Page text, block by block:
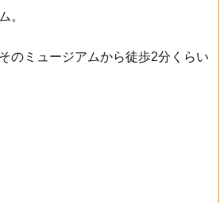
。
のミュージアムから徒歩2分くらい